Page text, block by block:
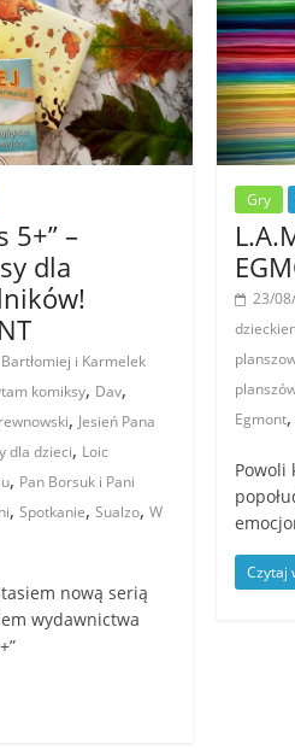
5+” –
dla
Bartłomiej i Karmelek
komiksy, Dav,
, Jesień Pana
dla dzieci, Loic
, Pan Borsuk i Pani
, Spotkanie, Sualzo, W
nową serią
wydawnictwa
Gry
23/
Egmont
Powoli
Czytaj